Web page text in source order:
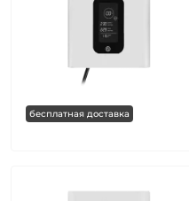
бесплатная доставка